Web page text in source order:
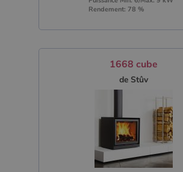
Rendement: 78 %
1668 cube
de Stûv